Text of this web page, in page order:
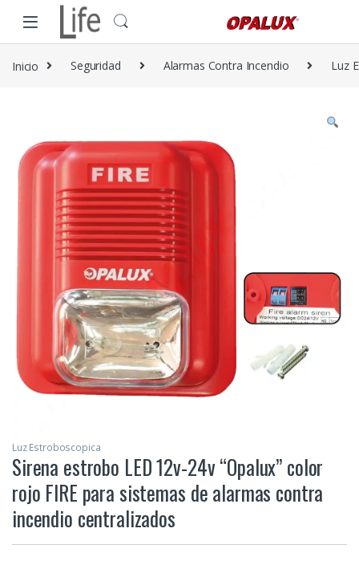
Skip to navigation
Skip to content
Inicio Seguridad Alarmas Contra Incendio Luz
Luz Estroboscopica
Sirena estrobo LED 12v-24v “Opalux” color
rojo FIRE para sistemas de alarmas contra
incendio centralizados